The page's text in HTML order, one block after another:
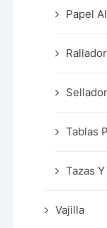
Papel
Tablas
Tazas
Vajilla